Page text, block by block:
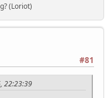
(Loriot)
#81
22:23:39